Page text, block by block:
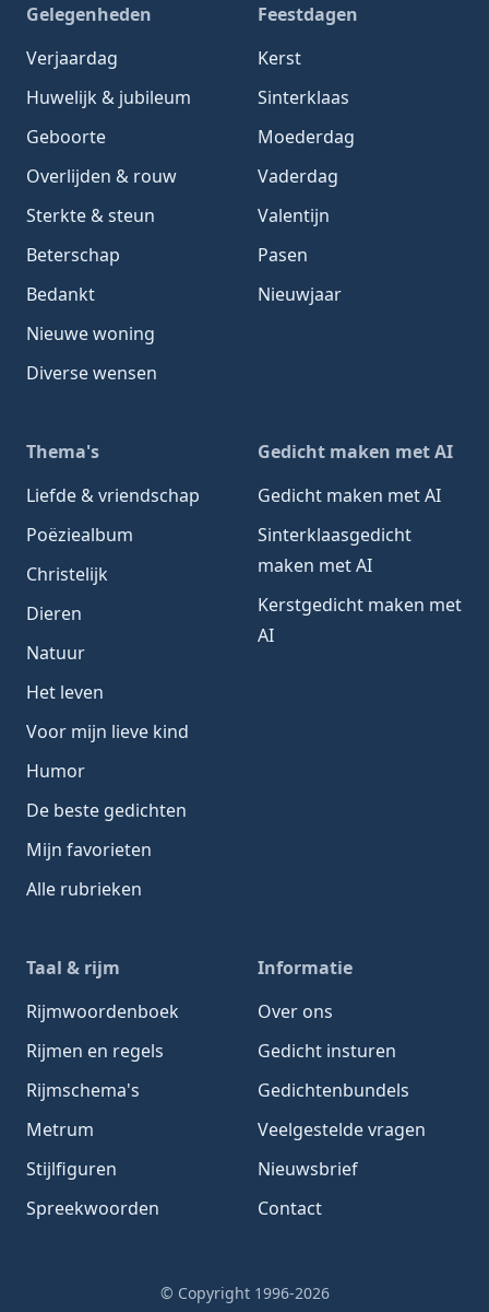
Gelegenheden
Verjaardag
Huwelijk & jubileum
Geboorte
Overlijden & rouw
Sterkte & steun
Beterschap
Bedankt
Nieuwe woning
Diverse wensen
Feestdagen
Kerst
Sinterklaas
Moederdag
Vaderdag
Valentijn
Pasen
Nieuwjaar
Thema's
Liefde & vriendschap
Poëziealbum
Christelijk
Dieren
Natuur
Het leven
Voor mijn lieve kind
Humor
De beste gedichten
Mijn favorieten
Alle rubrieken
Gedicht maken met AI
Gedicht maken met AI
Sinterklaasgedicht
maken met AI
Kerstgedicht maken met
AI
Taal & rijm
Rijmwoordenboek
Rijmen en regels
Rijmschema's
Metrum
Stijlfiguren
Spreekwoorden
Informatie
Over ons
Gedicht insturen
Gedichtenbundels
Veelgestelde vragen
Nieuwsbrief
Contact
© Copyright 1996-2026